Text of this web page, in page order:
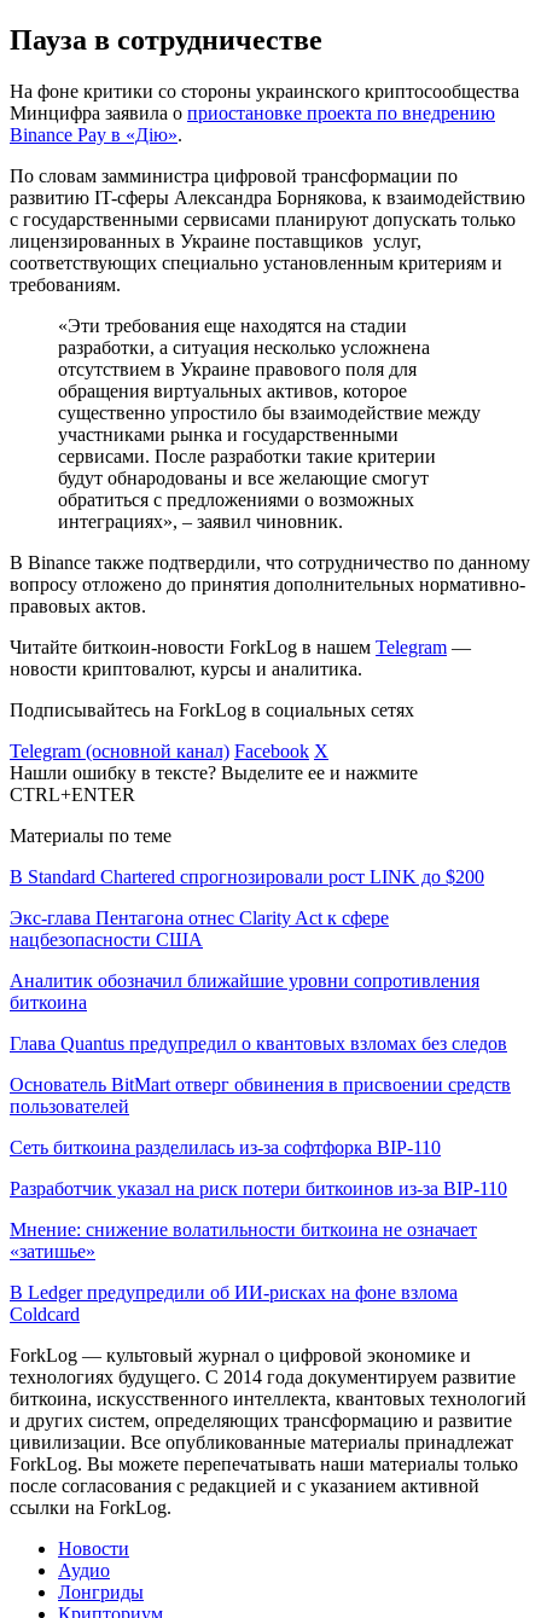
Пауза в сотрудничестве
На фоне критики со стороны украинского криптосообщества
Минцифра заявила о приостановке проекта по внедрению
Binance Pay в «Дiю».
По словам замминистра цифровой трансформации по
развитию IT-сферы Александра Борнякова, к взаимодействию
с государственными сервисами планируют допускать только
лицензированных в Украине поставщиков услуг,
соответствующих специально установленным критериям и
требованиям.
«Эти требования еще находятся на стадии
разработки, а ситуация несколько усложнена
отсутствием в Украине правового поля для
обращения виртуальных активов, которое
существенно упростило бы взаимодействие между
участниками рынка и государственными
сервисами. После разработки такие критерии
будут обнародованы и все желающие смогут
обратиться с предложениями о возможных
интеграциях», – заявил чиновник.
В Binance также подтвердили, что сотрудничество по данному
вопросу отложено до принятия дополнительных нормативно-
правовых актов.
Читайте биткоин-новости ForkLog в нашем Telegram —
новости криптовалют, курсы и аналитика.
Подписывайтесь на ForkLog в социальных сетях
Telegram (основной канал) Facebook X
Нашли ошибку в тексте? Выделите ее и нажмите
CTRL+ENTER
Материалы по теме
В Standard Chartered спрогнозировали рост LINK до $200
Экс-глава Пентагона отнес Clarity Act к сфере
нацбезопасности США
Аналитик обозначил ближайшие уровни сопротивления
биткоина
Глава Quantus предупредил о квантовых взломах без следов
Основатель BitMart отверг обвинения в присвоении средств
пользователей
Сеть биткоина разделилась из-за софтфорка BIP-110
Разработчик указал на риск потери биткоинов из-за BIP-110
Мнение: снижение волатильности биткоина не означает
«затишье»
В Ledger предупредили об ИИ-рисках на фоне взлома
Coldcard
ForkLog — культовый журнал о цифровой экономике и
технологиях будущего. С 2014 года документируем развитие
биткоина, искусственного интеллекта, квантовых технологий
и других систем, определяющих трансформацию и развитие
цивилизации. Все опубликованные материалы принадлежат
ForkLog. Вы можете перепечатывать наши материалы только
после согласования с редакцией и с указанием активной
ссылки на ForkLog.
Новости
Аудио
Лонгриды
Крипториум